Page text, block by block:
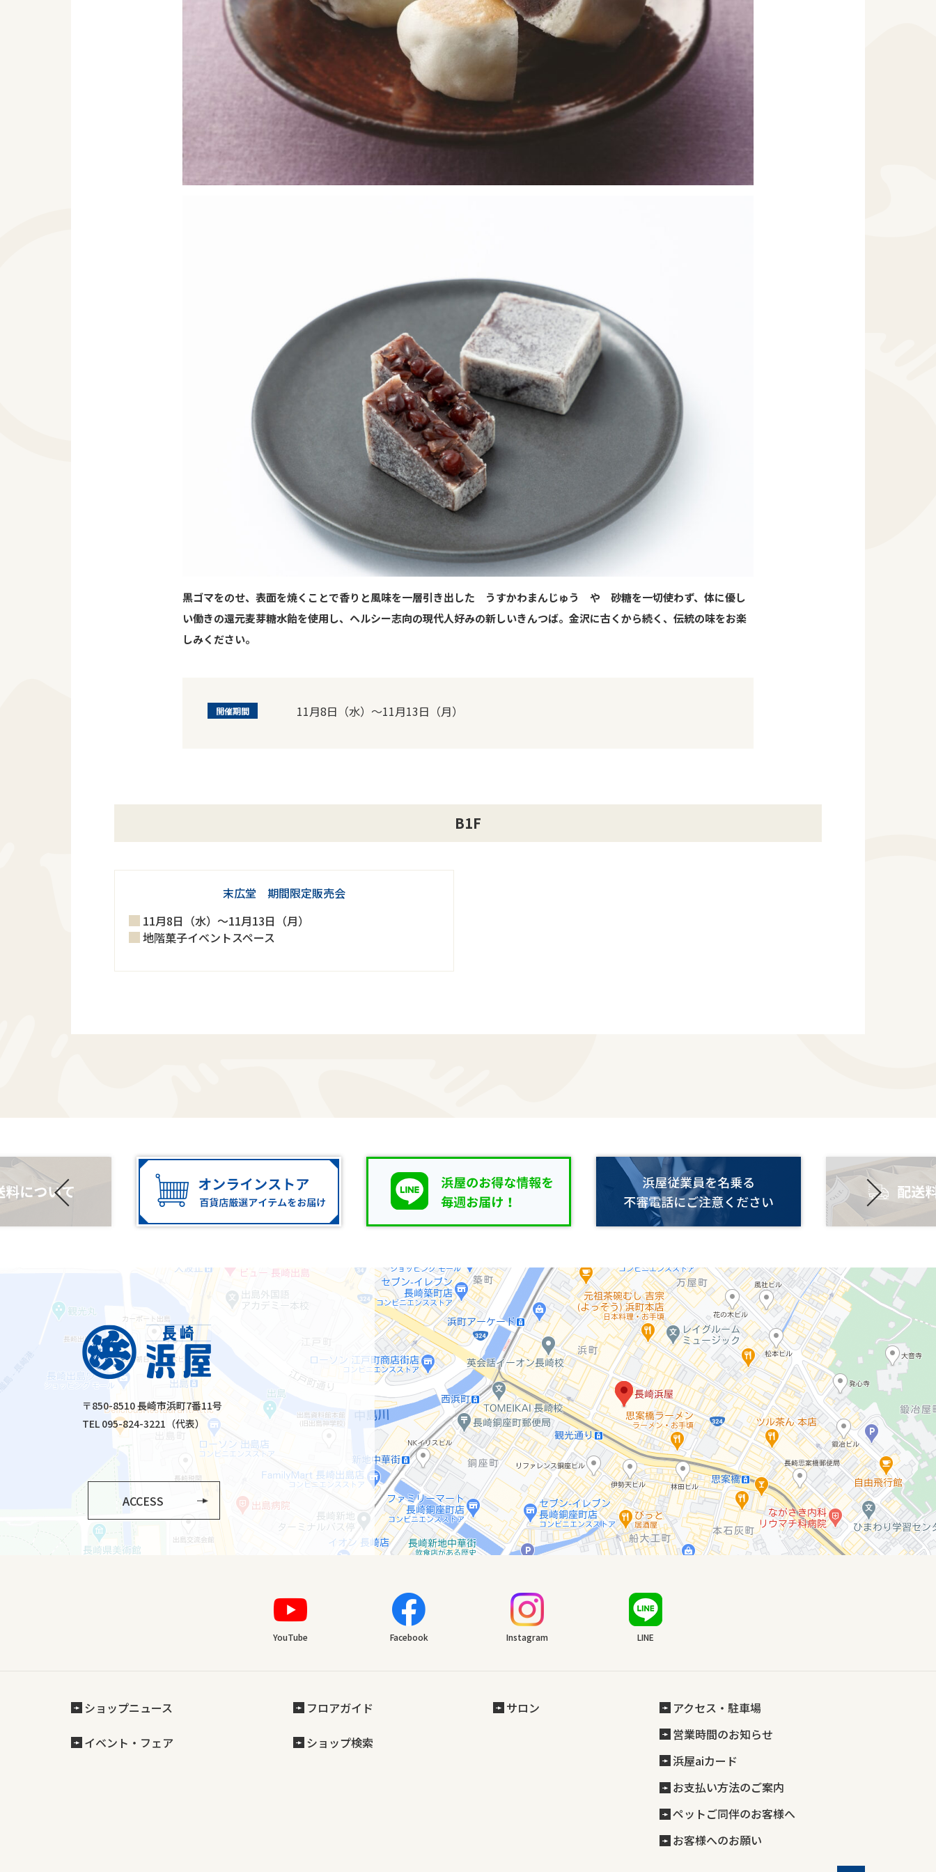
黒ゴマをのせ、表面を焼くことで香りと風味を一層引き出した うすかわまんじゅう や 砂糖を一切使わず、体に優し
い働きの還元麦芽糖水飴を使用し、ヘルシー志向の現代人好みの新しいきんつば。金沢に古くから続く、伝統の味をお楽
しみください。
開催期間 11月8日（水）～11月13日（月）
B1F
末広堂 期間限定販売会
11月8日（水）～11月13日（月）
地階菓子イベントスペース
〒850-8510 長崎市浜町7番11号
TEL 095-824-3221（代表）
ACCESS
YouTube Facebook Instagram LINE
ショップニュース
イベント・フェア
フロアガイド
ショップ検索
サロン
アクセス・駐車場
営業時間のお知らせ
浜屋aiカード
お支払い方法のご案内
ペットご同伴のお客様へ
お客様へのお願い